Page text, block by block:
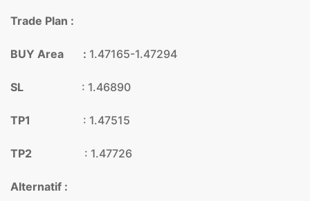
Trade Plan :
BUY Area : 1.47165-1.47294
SL : 1.46890
TP1 : 1.47515
TP2 : 1.47726
Alternatif :